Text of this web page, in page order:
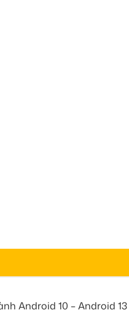
Android 10 – Android